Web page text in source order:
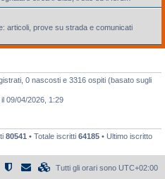
articoli, prove su strada e comunicati
0 nascosti e 3316 ospiti (basato sugli
09/04/2026, 1:29
80541 • Totale iscritti 64185 • Ultimo iscritto
Tutti gli orari sono UTC+02:00